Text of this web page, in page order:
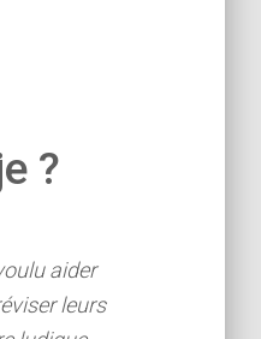
?
aider
leurs